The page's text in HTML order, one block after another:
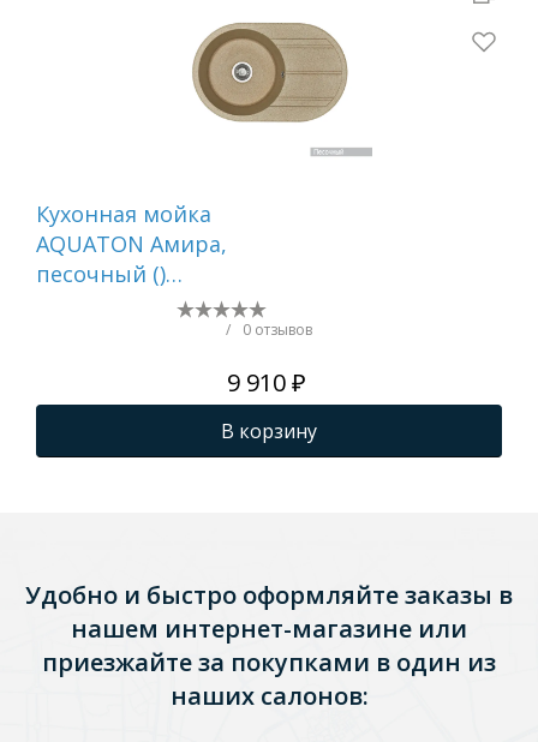
Кухонная мойка
AQUATON Амира,
песочный ()
1A712932AI220
/ 0 отзывов
9 910 ₽
В корзину
Удобно и быстро оформляйте заказы в
нашем интернет-магазине или
приезжайте за покупками в один из
наших салонов: